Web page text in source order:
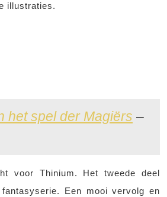
illustraties.
het spel der Magiërs –
voor Thinium. Het tweede deel
Een mooi vervolg en